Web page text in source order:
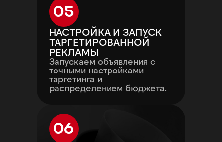
05
НАСТРОЙКА И ЗАПУСК
ТАРГЕТИРОВАННОЙ
РЕКЛАМЫ
Запускаем объявления с
точными настройками
таргетинга и
распределением бюджета.
06